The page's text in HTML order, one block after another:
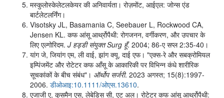
मस्कुलोस्केलेटलकेयर की अनिवार्यता। रोज़मोंट, आईएल: जोन्स एंड
बार्टलेटलर्निंग।
Visotsky JL, Basamania C, Seebauer L, Rockwood CA,
Jensen KL. कफ आंसू आर्थ्रोपैथी: रोगजनन, वर्गीकरण, और उपचार के
लिए एल्गोरिदम. J हड्डी संयुक्त Surg हूँ. 2004; 86-ए सप्ल 2:35-40।
यांग जे, जियांग एम, ली वाई, झांग क्यू, दाई एफ। "एक्स-रे और सबक्रोमियल
इम्पिंजमेंट और रोटेटर कफ आँसू के आकारिकी पर विभिन्न कंधे शारीरिक
सूचकांकों के बीच संबंध"। ऑर्थोप सर्जरी. 2023 अगस्त; 15(8):1997-
2006. डीओआइ:10.1111/ओएस.13610.
एजाजी ए, कुसमैन एस, लेबेडिस सी, एट अल। रोटेटर कफ आंसू आर्थ्रोपैथी: